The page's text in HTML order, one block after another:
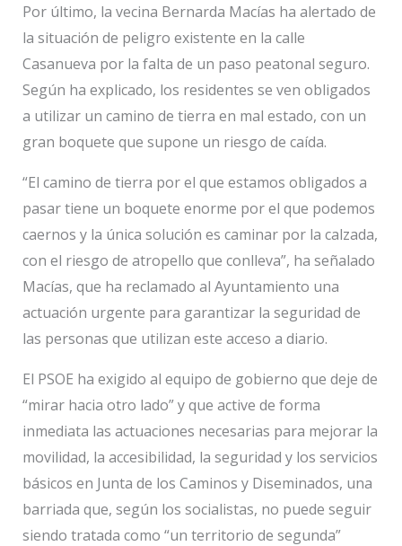
Por último, la vecina Bernarda Macías ha alertado de
la situación de peligro existente en la calle
Casanueva por la falta de un paso peatonal seguro.
Según ha explicado, los residentes se ven obligados
a utilizar un camino de tierra en mal estado, con un
gran boquete que supone un riesgo de caída.
“El camino de tierra por el que estamos obligados a
pasar tiene un boquete enorme por el que podemos
caernos y la única solución es caminar por la calzada,
con el riesgo de atropello que conlleva”, ha señalado
Macías, que ha reclamado al Ayuntamiento una
actuación urgente para garantizar la seguridad de
las personas que utilizan este acceso a diario.
El PSOE ha exigido al equipo de gobierno que deje de
“mirar hacia otro lado” y que active de forma
inmediata las actuaciones necesarias para mejorar la
movilidad, la accesibilidad, la seguridad y los servicios
básicos en Junta de los Caminos y Diseminados, una
barriada que, según los socialistas, no puede seguir
siendo tratada como “un territorio de segunda”